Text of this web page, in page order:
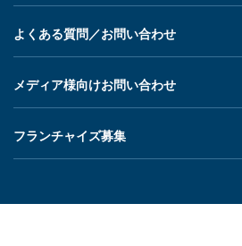
よくある質問／お問い合わせ
メディア様向けお問い合わせ
フランチャイズ募集